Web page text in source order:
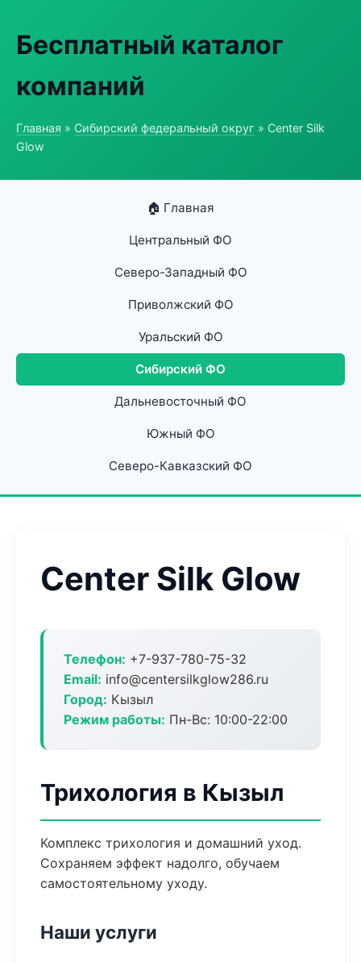
Бесплатный каталог
компаний
Главная » Сибирский федеральный округ » Center Silk
Glow
🏠 Главная
Центральный ФО
Северо-Западный ФО
Приволжский ФО
Уральский ФО
Сибирский ФО
Дальневосточный ФО
Южный ФО
Северо-Кавказский ФО
Center Silk Glow
Телефон: +7-937-780-75-32
Email: info@centersilkglow286.ru
Город: Кызыл
Режим работы: Пн-Вс: 10:00-22:00
Трихология в Кызыл
Комплекс трихология и домашний уход.
Сохраняем эффект надолго, обучаем
самостоятельному уходу.
Наши услуги